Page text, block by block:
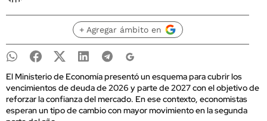
+ Agregar ámbito en
El Ministerio de Economía presentó un esquema para cubrir los
vencimientos de deuda de 2026 y parte de 2027 con el objetivo de
reforzar la confianza del mercado. En ese contexto, economistas
esperan un tipo de cambio con mayor movimiento en la segunda